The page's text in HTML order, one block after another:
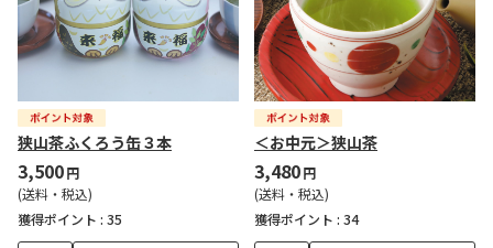
狭山茶ふくろう缶３本
3,500円
(送料・税込)
獲得ポイント : 35
＜お中元＞狭山茶
3,480円
(送料・税込)
獲得ポイント : 34